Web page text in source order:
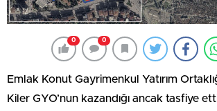
0 0
Emlak Konut Gayrimenkul Yatırım
Kiler GYO’nun kazandığı ancak tasfiye